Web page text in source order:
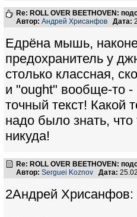
Re: ROLL OVER BEETHOVEN:
Автор: Андрей Хрисанфов Дата:
Едрёна мышь,
предохранитель у
столько классная,
и "ought" вообще-то
точный текст! Какой
надо было знать,
никуда!
Re: ROLL OVER BEETHOVEN:
Автор: Serguei Koznov Дата:
2Андрей Хрисанфов: